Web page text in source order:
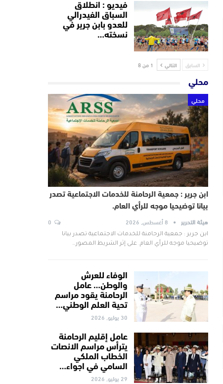
فيديو : انطلاق
السباق الفيدرالي
للعدو بابن جرير في
نسخته…
السابق التالي 1 من 8
محلي
محلي
ابن جرير : جمعية الرحامنة للخدمات الاجتماعية تصدر
بيانا توضيحيا موجه للرأي العام.
هيئة التحرير 8 أغسطس, 2026
ابن جرير : جمعية الرحامنة للخدمات الاجتماعية تصدر بيانا
توضيحيا موجه للرأي العام. على إثر الشريط المصور…
الوفاء للعرش
والوطن… عامل
الرحامنة يقود مراسم
تحية العلم الوطني…
30 يوليو, 2026
عامل إقليم الرحامنة
يترأس مراسم الانصات
الخطاب الملكي
السامي في اجواء…
29 يوليو, 2026